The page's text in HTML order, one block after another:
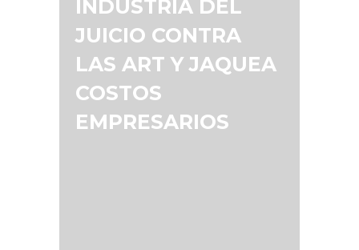
INDUSTRIA DEL
JUICIO CONTRA
LAS ART Y JAQUEA
COSTOS
EMPRESARIOS